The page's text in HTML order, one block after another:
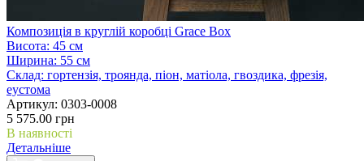
Композиція в круглій коробці Grace Box
Висота: 45 см
Ширина: 55 см
Склад: гортензія, троянда, піон, матіола, гвоздика, фрезія,
еустома
Артикул: 0303-0008
5 575.00 грн
В наявності
Детальніше